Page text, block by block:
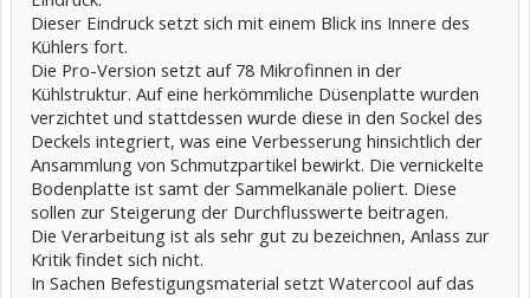
Dieser Eindruck setzt sich mit einem Blick ins Innere des
Kühlers fort.
Die Pro-Version setzt auf 78 Mikrofinnen in der
Kühlstruktur. Auf eine herkömmliche Düsenplatte wurden
verzichtet und stattdessen wurde diese in den Sockel des
Deckels integriert, was eine Verbesserung hinsichtlich der
Ansammlung von Schmutzpartikel bewirkt. Die vernickelte
Bodenplatte ist samt der Sammelkanäle poliert. Diese
sollen zur Steigerung der Durchflusswerte beitragen.
Die Verarbeitung ist als sehr gut zu bezeichnen, Anlass zur
Kritik findet sich nicht.
In Sachen Befestigungsmaterial setzt Watercool auf das